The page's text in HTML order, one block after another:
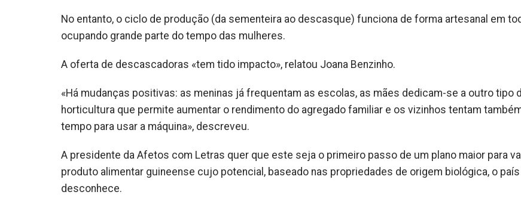
No entanto, o ciclo de produção (da sementeira ao descasque) funciona de forma artesanal em
ocupando grande parte do tempo das mulheres.
A oferta de descascadoras «tem tido impacto», relatou Joana Benzinho.
«Há mudanças positivas: as meninas já frequentam as escolas, as mães dedicam-se a outro tipo
horticultura que permite aumentar o rendimento do agregado familiar e os vizinhos tentam
tempo para usar a máquina», descreveu.
A presidente da Afetos com Letras quer que este seja o primeiro passo de um plano maior para
produto alimentar guineense cujo potencial, baseado nas propriedades de origem biológica, o país
desconhece.